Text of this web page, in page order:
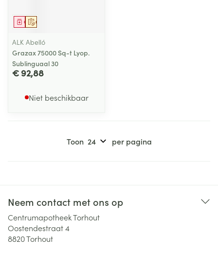
Op voorschrift
Geneesmiddel
ALK Abelló
Grazax 75000 Sq-t Lyop.
Sublinguaal 30
€ 92,88
Niet beschikbaar
Toon per pagina
Neem contact met ons op
Centrumapotheek Torhout
Oostendestraat 4
8820Torhout